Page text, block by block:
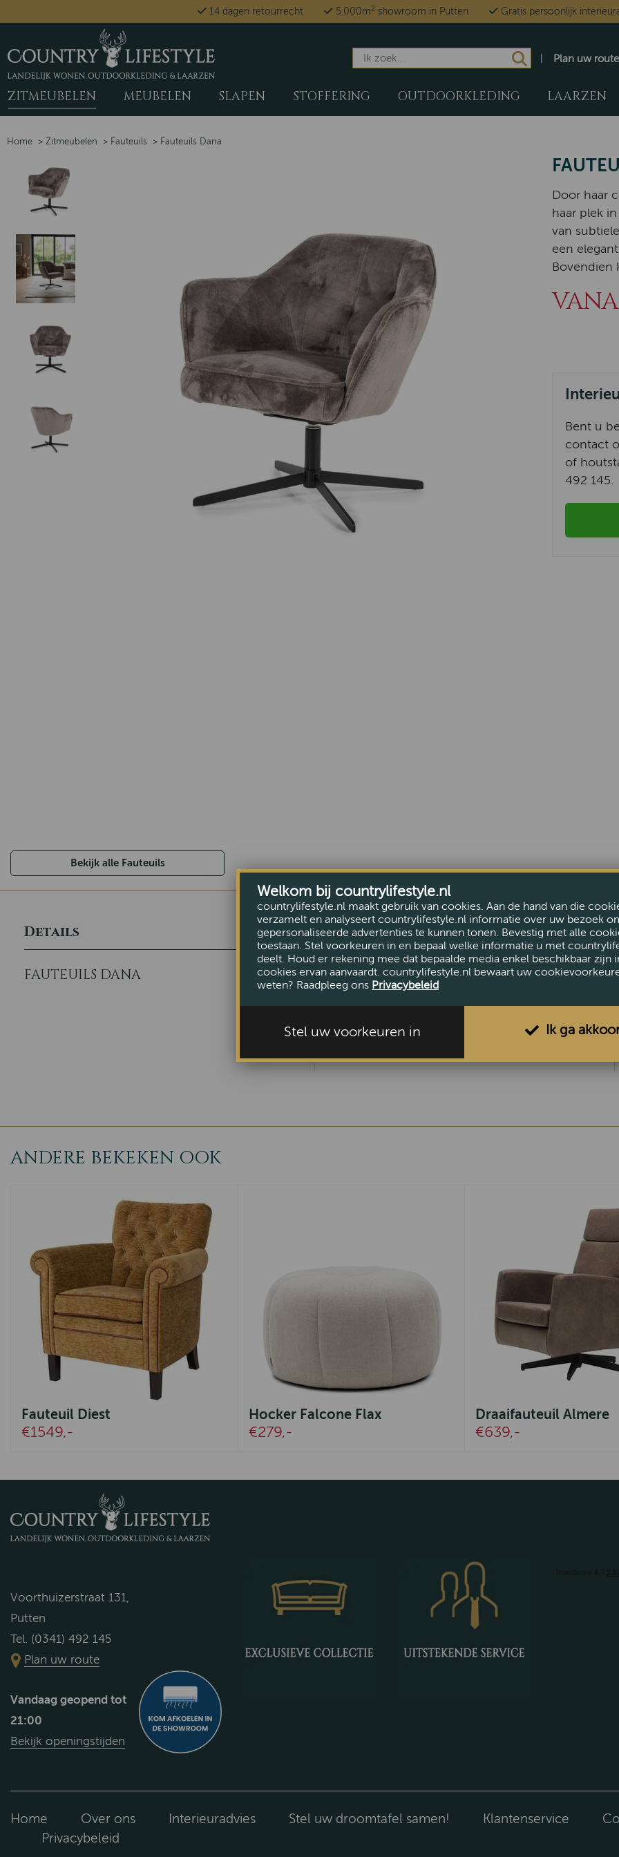
14 dagen retourrecht 5.000m2 showroom in Putten Gratis persoonlijk
Plan uw route
ZITMEUBELEN MEUBELEN SLAPEN STOFFERING OUTDOORKLEDING LAARZEN
Home > Zitmeubelen > Fauteuils > Fauteuils Dana
Door haar
haar plek
van
een
Bovendien
Bent u
contact
of
492 145.
Bekijk alle Fauteuils
Details
FAUTEUILS DANA AFMETINGEN
Diepte (cm)
ANDERE BEKEKEN OOK
Fauteuil Diest
€1549,-
Hocker Falcone Flax
€279,-
Draaifauteuil Almere
€639,-
Voorthuizerstraat 131,
Putten
Tel. (0341) 492 145
Plan uw route
Vandaag geopend tot
21:00
Bekijk openingstijden
Home Over ons Interieuradvies Stel uw droomtafel samen! Klantenservice
Privacybeleid
Welkom bij countrylifestyle.nl
countrylifestyle.nl maakt gebruik van cookies. Aan de hand van die
verzamelt en analyseert countrylifestyle.nl informatie over uw bezoek
gepersonaliseerde advertenties te kunnen tonen. Bevestig met alle
toestaan. Stel voorkeuren in en bepaal welke informatie u met
deelt. Houd er rekening mee dat bepaalde media enkel beschikbaar zijn
cookies ervan aanvaardt. countrylifestyle.nl bewaart uw
weten? Raadpleeg ons Privacybeleid
Stel uw voorkeuren in Ik ga